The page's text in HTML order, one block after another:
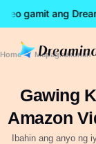
gamit ang
Home Mapagkukunan
Gawing
Amazon
Ibahin ang anyo ng